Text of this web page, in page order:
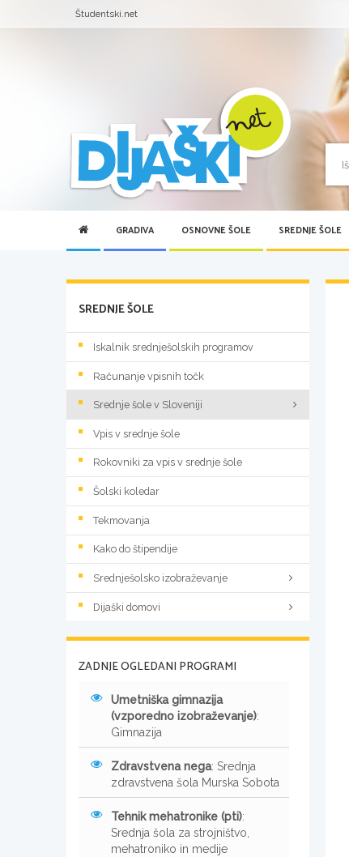
Študentski.net
GRADIVA OSNOVNE ŠOLE SREDNJE ŠOLE
SREDNJE ŠOLE
Iskalnik srednješolskih programov
Računanje vpisnih točk
Srednje šole v Sloveniji
Vpis v srednje šole
Rokovniki za vpis v srednje šole
Šolski koledar
Tekmovanja
Kako do štipendije
Srednješolsko izobraževanje
Dijaški domovi
ZADNJE OGLEDANI PROGRAMI
Umetniška gimnazija
(vzporedno izobraževanje):
Gimnazija
Zdravstvena nega: Srednja
zdravstvena šola Murska Sobota
Tehnik mehatronike (pti):
Srednja šola za strojništvo,
mehatroniko in medije